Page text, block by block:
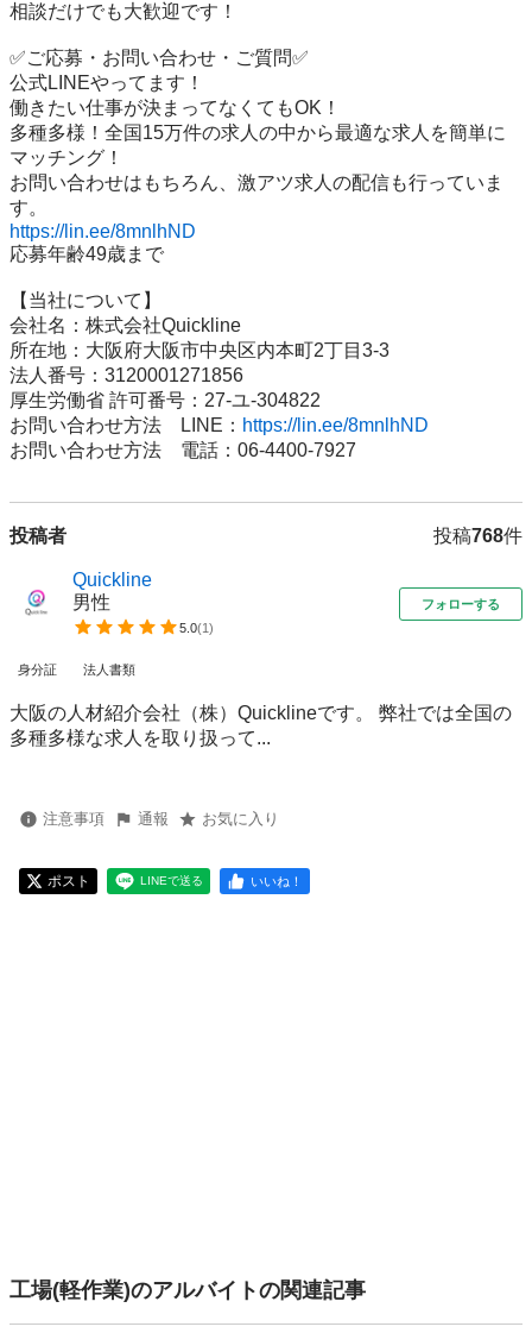
相談だけでも大歓迎です！
✅ご応募・お問い合わせ・ご質問✅
公式LINEやってます！
働きたい仕事が決まってなくてもOK！
多種多様！全国15万件の求人の中から最適な求人を簡単に
マッチング！
お問い合わせはもちろん、激アツ求人の配信も行っていま
https://lin.ee/8mnlhND
応募年齢49歳まで
【当社について】
会社名：株式会社Quickline
所在地：大阪府大阪市中央区内本町2丁目3-3
法人番号：3120001271856
厚生労働省 許可番号：27-ユ-304822
お問い合わせ方法　LINE： https://lin.ee/8mnlhND
お問い合わせ方法　電話：06-4400-7927
投稿者 投稿768件
Quickline
男性
5.0(1)
フォローする
身分証 法人書類
大阪の人材紹介会社（株）Quicklineです。 弊社では全国の
多種多様な求人を取り扱って...
注意事項 通報 お気に入り
ポスト LINEで送る いいね！
工場(軽作業)のアルバイトの関連記事